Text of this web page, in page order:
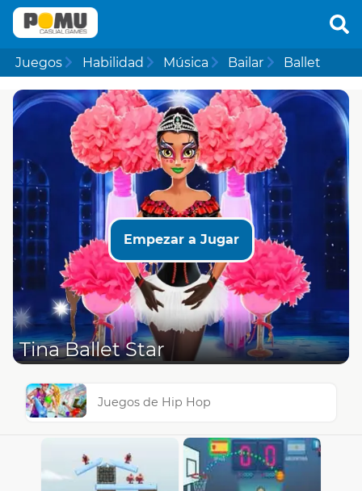
Juegos Habilidad Música Bailar Ballet
Empezar a Jugar
Tina Ballet Star
Juegos de Hip Hop